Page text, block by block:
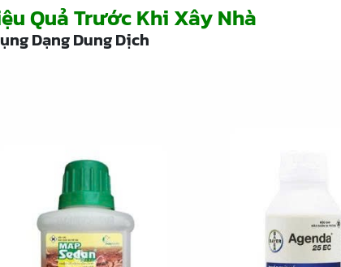
Quả Trước Khi Xây Nhà
Dạng Dung Dịch